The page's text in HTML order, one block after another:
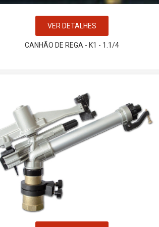
VER DETALHES
CANHÃO DE REGA - K1 - 1.1/4